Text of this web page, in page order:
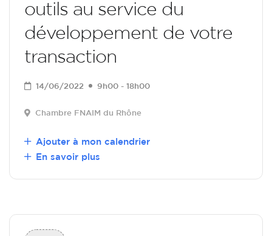
outils au service du
développement de votre
transaction
14/06/2022 9h00 - 18h00
Chambre FNAIM du Rhône
Ajouter à mon calendrier
En savoir plus